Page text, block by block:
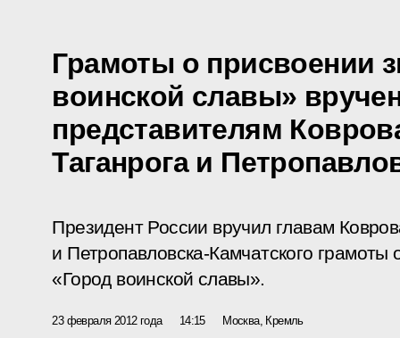
Грамоты о присвоении
воинской славы»
представителям
Таганрога и
Президент России вручил главам
и Петропавловска-Камчатского грамоты
«Город воинской славы».
23 февраля 2012 года 14:15 Москва, Кремль